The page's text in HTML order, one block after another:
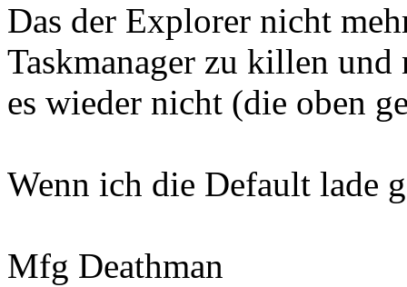
Das der Explorer nicht
Taskmanager zu killen und
es wieder nicht (die oben
Wenn ich die Default lade
Mfg Deathman